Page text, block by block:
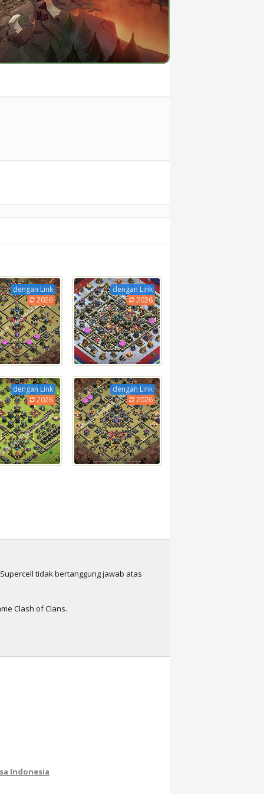
dengan Link
2026
dengan Link
2026
dengan Link
2026
dengan Link
2026
tidak bertanggung jawab atas
Clash of Clans.
Indonesia